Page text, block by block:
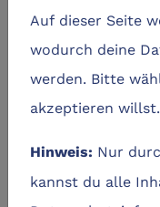
Auf dieser Seite
wodurch deine
werden. Bitte
akzeptieren willst.
Hinweis: Nur
kannst du alle
Auf dem
Vorträge und
Austausch.
Austausch
16.11.2023
Austausch